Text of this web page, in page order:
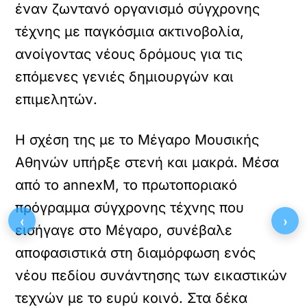
έναν ζωντανό οργανισμό σύγχρονης
τέχνης με παγκόσμια ακτινοβολία,
ανοίγοντας νέους δρόμους για τις
επόμενες γενιές δημιουργών και
επιμελητών.
Η σχέση της με το Μέγαρο Μουσικής
Αθηνών υπήρξε στενή και μακρά. Μέσα
από το annexM, το πρωτοποριακό
πρόγραμμα σύγχρονης τέχνης που
εισήγαγε στο Μέγαρο, συνέβαλε
αποφασιστικά στη διαμόρφωση ενός
νέου πεδίου συνάντησης των εικαστικών
τεχνών με το ευρύ κοινό. Στα δέκα
‹ ›